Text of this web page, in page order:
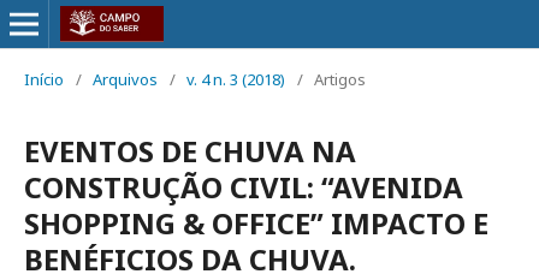
Início / Arquivos / v. 4 n. 3 (2018) / Artigos
EVENTOS DE CHUVA NA
CONSTRUÇÃO CIVIL: “AVENIDA
SHOPPING & OFFICE” IMPACTO E
BENÉFICIOS DA CHUVA.